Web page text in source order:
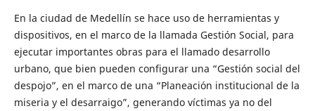
En la ciudad de Medellín se hace uso de herramientas y
dispositivos, en el marco de la llamada Gestión Social, para
ejecutar importantes obras para el llamado desarrollo
urbano, que bien pueden configurar una “Gestión social del
despojo”, en el marco de una “Planeación institucional de la
miseria y el desarraigo”, generando víctimas ya no del